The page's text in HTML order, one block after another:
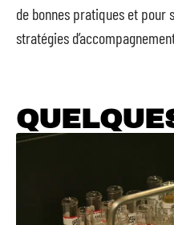
de bonnes pratiques et pour
stratégies